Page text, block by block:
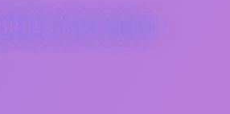
KIM KOVDU